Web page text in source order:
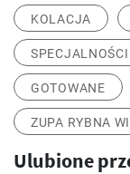
KOLACJA
GOTOWANE
ZUPA RYBNA
Ulubione